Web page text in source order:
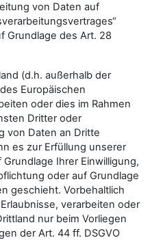
von Daten auf
Grundlage des Art. 28
(d.h. außerhalb der
Europäischen
oder dies im Rahmen
Dritter oder
von Daten an Dritte
es zur Erfüllung unserer
Ihrer Einwilligung,
oder auf Grundlage
geschieht. Vorbehaltlich
verarbeiten oder
nur beim Vorliegen
der Art. 44 ff. DSGVO